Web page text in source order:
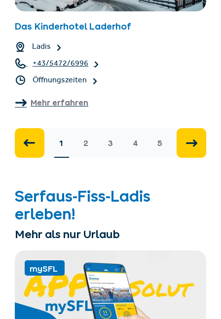
Das Kinderhotel Laderhof
Ladis
+43/5472/6996
Öffnungszeiten
Mehr erfahren
1 2 3 4 5
Serfaus-Fiss-Ladis
erleben!
Mehr als nur Urlaub
mySFL